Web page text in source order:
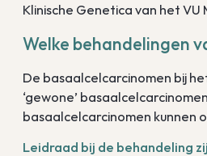
Klinische Genetica van het
Welke behandelingen
De basaalcelcarcinomen bij
‘gewone’
basaalcelcarcinomen
Leidraad bij de behandeling